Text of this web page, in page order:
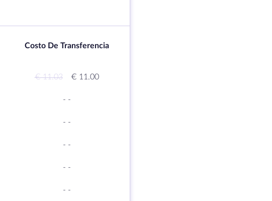
Costo De Transferencia
€ 11.03 € 11.00
- -
- -
- -
- -
- -